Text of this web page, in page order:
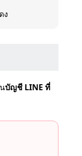
ง
บัญชี LINE ที่